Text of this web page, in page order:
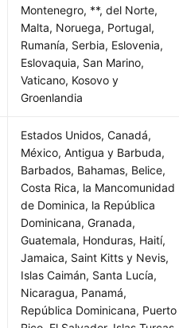
Montenegro, **, del Norte,
Malta, Noruega, Portugal,
Rumanía, Serbia, Eslovenia,
Eslovaquia, San Marino,
Vaticano, Kosovo y
Groenlandia
Estados Unidos, Canadá,
México, Antigua y Barbuda,
Barbados, Bahamas, Belice,
Costa Rica, la Mancomunidad
de Dominica, la República
Dominicana, Granada,
Guatemala, Honduras, Haití,
Jamaica, Saint Kitts y Nevis,
Islas Caimán, Santa Lucía,
Nicaragua, Panamá,
República Dominicana, Puerto